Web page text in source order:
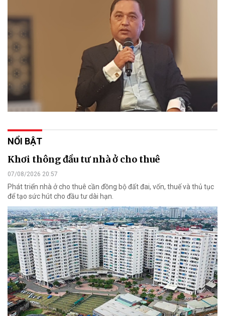
NỔI BẬT
Khơi thông đầu tư nhà ở cho thuê
07/08/2026 20:57
Phát triển nhà ở cho thuê cần đồng bộ đất đai, vốn, thuế và thủ tục
để tạo sức hút cho đầu tư dài hạn.